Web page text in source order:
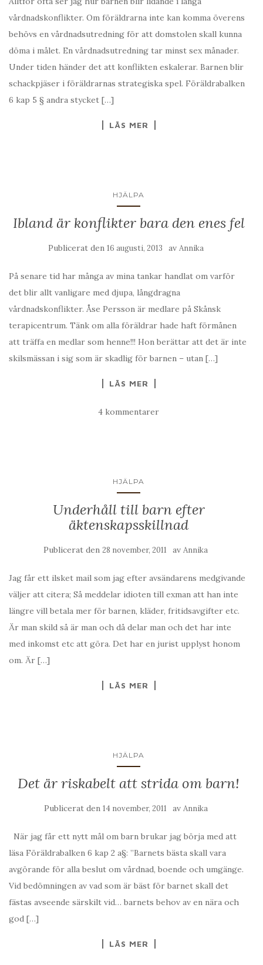
vårdnadskonflikter. Om föräldrarna inte kan komma överens
behövs en vårdnadsutredning för att domstolen skall kunna
döma i målet. En vårdnadsutredning tar minst sex månader.
Under tiden händer det att konflikten eskalerar. Barnen blir
schackpjäser i föräldrarnas strategiska spel. Föräldrabalken
6 kap 5 § andra stycket […]
LÄS MER
HJÄLPA
Ibland är konflikter bara den enes fel
Publicerat den 16 augusti, 2013 av Annika
På senare tid har många av mina tankar handlat om varför
det blir allt vanligare med djupa, långdragna
vårdnadskonflikter. Åse Persson är medlare på Skånsk
terapicentrum. Tänk om alla föräldrar hade haft förmånen
att träffa en medlar som henne!!! Hon berättar att det är inte
skilsmässan i sig som är skadlig för barnen – utan […]
LÄS MER
4 kommentarer
HJÄLPA
Underhåll till barn efter
äktenskapsskillnad
Publicerat den 28 november, 2011 av Annika
Jag får ett ilsket mail som jag efter avsändarens medgivande
väljer att citera; Så meddelar idioten till exman att han inte
längre vill betala mer för barnen, kläder, fritidsavgifter etc.
Är man skild så är man och då delar man och det har inte
med inkomst etc att göra. Det har en jurist upplyst honom
om. Är […]
LÄS MER
HJÄLPA
Det är riskabelt att strida om barn!
Publicerat den 14 november, 2011 av Annika
När jag får ett nytt mål om barn brukar jag börja med att
läsa Föräldrabalken 6 kap 2 a§: ”Barnets bästa skall vara
avgörande för alla beslut om vårdnad, boende och umgänge.
Vid bedömningen av vad som är bäst för barnet skall det
fästas avseende särskilt vid… barnets behov av en nära och
god […]
LÄS MER